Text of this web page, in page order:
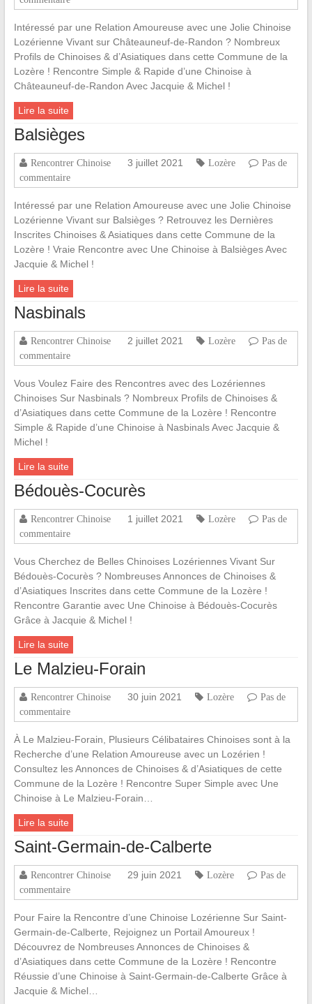
Intéressé par une Relation Amoureuse avec une Jolie Chinoise
Lozérienne Vivant sur Châteauneuf-de-Randon ? Nombreux
Profils de Chinoises & d’Asiatiques dans cette Commune de la
Lozère ! Rencontre Simple & Rapide d’une Chinoise à
Châteauneuf-de-Randon Avec Jacquie & Michel !
Lire la suite
Balsièges
Rencontrer Chinoise 3 juillet 2021 Lozère
Pas de
commentaire
Intéressé par une Relation Amoureuse avec une Jolie Chinoise
Lozérienne Vivant sur Balsièges ? Retrouvez les Dernières
Inscrites Chinoises & Asiatiques dans cette Commune de la
Lozère ! Vraie Rencontre avec Une Chinoise à Balsièges Avec
Jacquie & Michel !
Lire la suite
Nasbinals
Rencontrer Chinoise 2 juillet 2021 Lozère
Pas de
commentaire
Vous Voulez Faire des Rencontres avec des Lozériennes
Chinoises Sur Nasbinals ? Nombreux Profils de Chinoises &
d’Asiatiques dans cette Commune de la Lozère ! Rencontre
Simple & Rapide d’une Chinoise à Nasbinals Avec Jacquie &
Michel !
Lire la suite
Bédouès-Cocurès
Rencontrer Chinoise 1 juillet 2021 Lozère
Pas de
commentaire
Vous Cherchez de Belles Chinoises Lozériennes Vivant Sur
Bédouès-Cocurès ? Nombreuses Annonces de Chinoises &
d’Asiatiques Inscrites dans cette Commune de la Lozère !
Rencontre Garantie avec Une Chinoise à Bédouès-Cocurès
Grâce à Jacquie & Michel !
Lire la suite
Le Malzieu-Forain
Rencontrer Chinoise 30 juin 2021 Lozère
Pas de
commentaire
À Le Malzieu-Forain, Plusieurs Célibataires Chinoises sont à la
Recherche d’une Relation Amoureuse avec un Lozérien !
Consultez les Annonces de Chinoises & d’Asiatiques de cette
Commune de la Lozère ! Rencontre Super Simple avec Une
Chinoise à Le Malzieu-Forain…
Lire la suite
Saint-Germain-de-Calberte
Rencontrer Chinoise 29 juin 2021 Lozère
Pas de
commentaire
Pour Faire la Rencontre d’une Chinoise Lozérienne Sur Saint-
Germain-de-Calberte, Rejoignez un Portail Amoureux !
Découvrez de Nombreuses Annonces de Chinoises &
d’Asiatiques dans cette Commune de la Lozère ! Rencontre
Réussie d’une Chinoise à Saint-Germain-de-Calberte Grâce à
Jacquie & Michel…